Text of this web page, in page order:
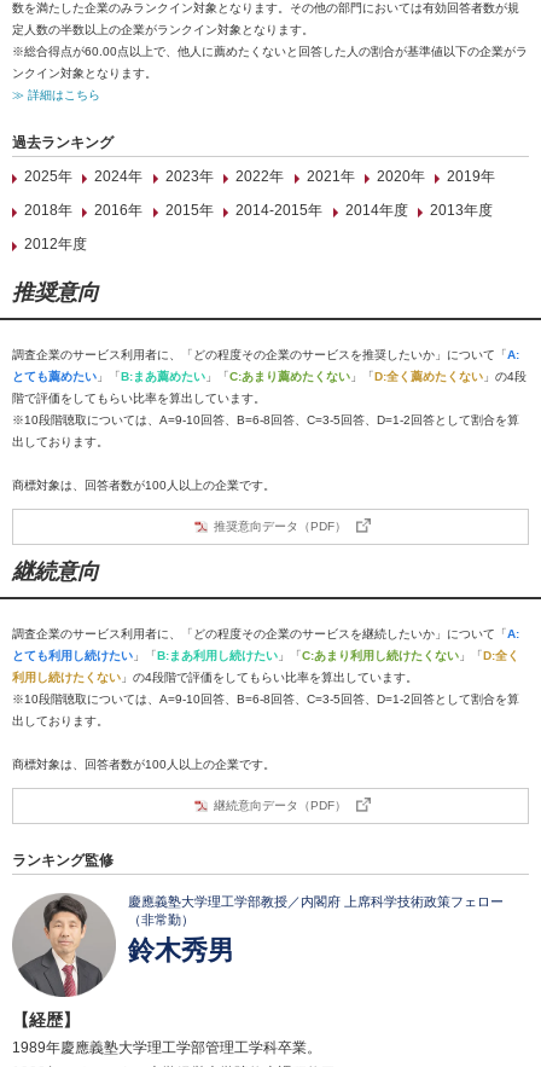
数を満たした企業のみランクイン対象となります。その他の部門においては有効回答者数が規
定人数の半数以上の企業がランクイン対象となります。
※総合得点が60.00点以上で、他人に薦めたくないと回答した人の割合が基準値以下の企業がラ
ンクイン対象となります。
≫ 詳細はこちら
過去ランキング
2025年
2024年 2023年 2022年 2021年 2020年
2019年
2018年
2016年 2015年 2014-2015年 2014年度
2013年度
2012年度
推奨意向
調査企業のサービス利用者に、「どの程度その企業のサービスを推奨したいか」について「A:
とても薦めたい 」「B:まあ薦めたい 」「C:あまり薦めたくない 」「D:全く薦めたくない 」の4段
階で評価をしてもらい比率を算出しています。
※10段階聴取については、A=9-10回答、B=6-8回答、C=3-5回答、D=1-2回答として割合を算
出しております。
商標対象は、回答者数が100人以上の企業です。
推奨意向データ（PDF）
継続意向
調査企業のサービス利用者に、「どの程度その企業のサービスを継続したいか」について「A:
とても利用し続けたい 」「B:まあ利用し続けたい 」「C:あまり利用し続けたくない 」「D:全く
利用し続けたくない 」の4段階で評価をしてもらい比率を算出しています。
※10段階聴取については、A=9-10回答、B=6-8回答、C=3-5回答、D=1-2回答として割合を算
出しております。
商標対象は、回答者数が100人以上の企業です。
継続意向データ（PDF）
ランキング監修
慶應義塾大学理工学部教授／内閣府 上席科学技術政策フェロー
（非常勤）
鈴木秀男
【経歴】
1989年慶應義塾大学理工学部管理工学科卒業。